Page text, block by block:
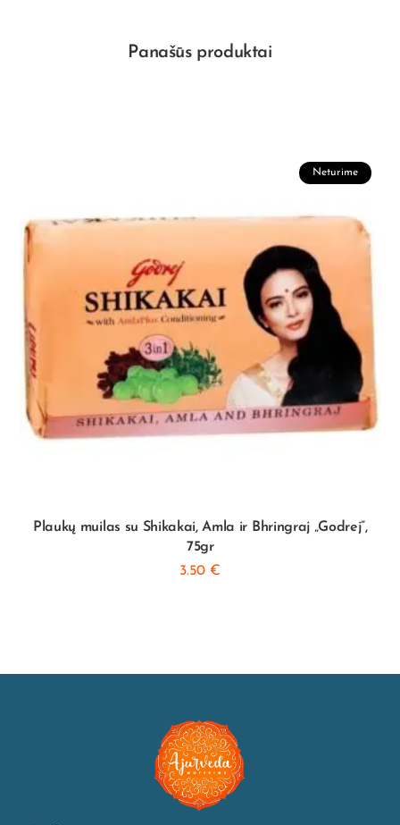
Panašūs produktai
Neturime
Plaukų muilas su Shikakai, Amla ir Bhringraj „Godrej”,
75gr
3.50 €